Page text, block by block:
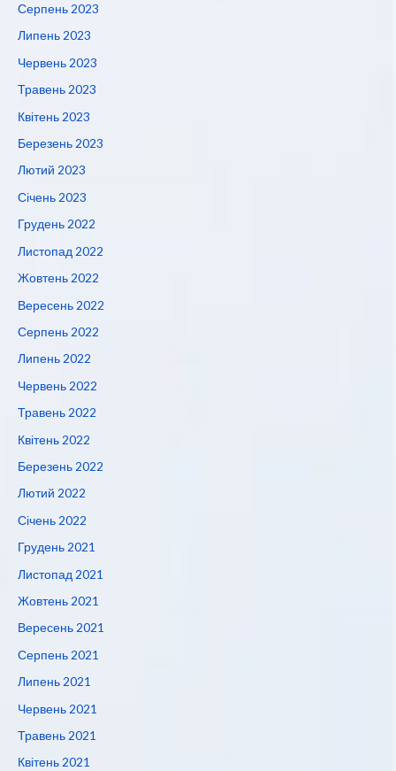
Серпень 2023
Липень 2023
Червень 2023
Травень 2023
Квітень 2023
Березень 2023
Лютий 2023
Січень 2023
Грудень 2022
Листопад 2022
Жовтень 2022
Вересень 2022
Серпень 2022
Липень 2022
Червень 2022
Травень 2022
Квітень 2022
Березень 2022
Лютий 2022
Січень 2022
Грудень 2021
Листопад 2021
Жовтень 2021
Вересень 2021
Серпень 2021
Липень 2021
Червень 2021
Травень 2021
Квітень 2021